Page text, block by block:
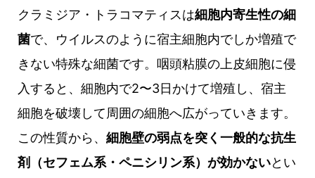
クラミジア・トラコマティスは細胞内寄生性の細
菌で、ウイルスのように宿主細胞内でしか増殖で
きない特殊な細菌です。咽頭粘膜の上皮細胞に侵
入すると、細胞内で2〜3日かけて増殖し、宿主
細胞を破壊して周囲の細胞へ広がっていきます。
この性質から、 細胞壁の弱点を突く一般的な抗生
剤（セフェム系・ペニシリン系）が効かないとい